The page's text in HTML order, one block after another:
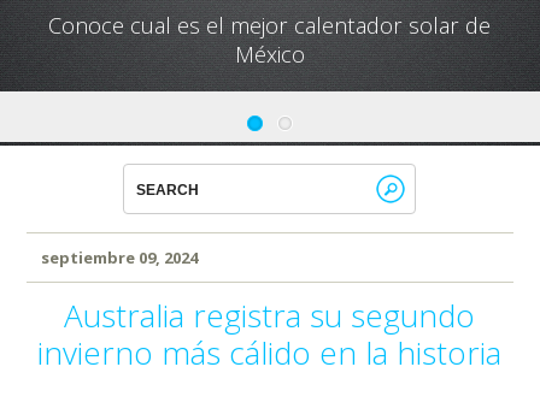
Conoce cual es el mejor calentador solar de
México
septiembre 09, 2024
Australia registra su segundo
invierno más cálido en la historia